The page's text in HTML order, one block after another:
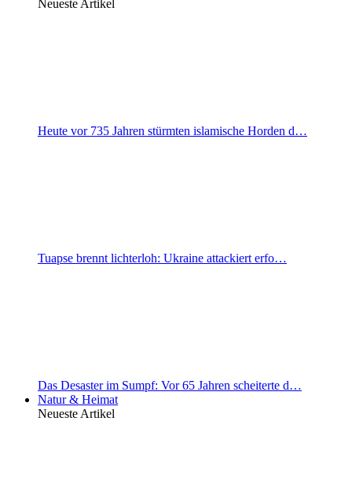
Neueste Artikel
Heute vor 735 Jahren stürmten islamische Horden d…
Tuapse brennt lichterloh: Ukraine attackiert erfo…
Das Desaster im Sumpf: Vor 65 Jahren scheiterte d…
Natur & Heimat
Neueste Artikel